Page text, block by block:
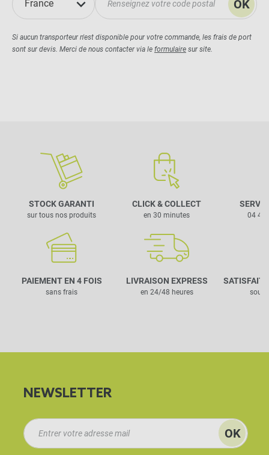
France OK
Si aucun transporteur n'est disponible pour votre commande, les frais de port
sont sur devis. Merci de nous contacter via le formulaire sur site.
STOCK GARANTI
sur tous nos produits
CLICK & COLLECT
en 30 minutes
PAIEMENT EN 4 FOIS
sans frais
LIVRAISON EXPRESS
en 24/48 heures
04 42
SATISFAIT
sous
NEWSLETTER